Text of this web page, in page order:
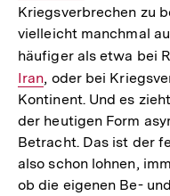
Kriegsverbrechen zu
vielleicht manchmal
häufiger als etwa bei
Iran, oder bei
Kontinent. Und es
der heutigen Form
Betracht. Das ist der
also schon lohnen,
ob die eigenen Be-